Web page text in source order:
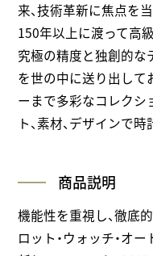
来、技術革新に焦点を
150年以上に渡って高
究極の精度と独創的な
を世の中に送り出して
ーまで多彩なコレクシ
ト、素材、デザインで
商品説明
機能性を重視し、徹底
ロット・ウォッチ・オ